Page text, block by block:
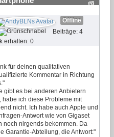
#8
Offline
Beiträge: 4
erhalten: 0
für deinen qualitativen
Kommentar in Richtung
gibt es bei anderen Anbietern
habe ich diese Probleme mit
nicht. Ich habe auch Apple und
Antwort wie von Gigaset
noch nirgends bekommen. Da
Garantie-Abteilung, die Antwort:"